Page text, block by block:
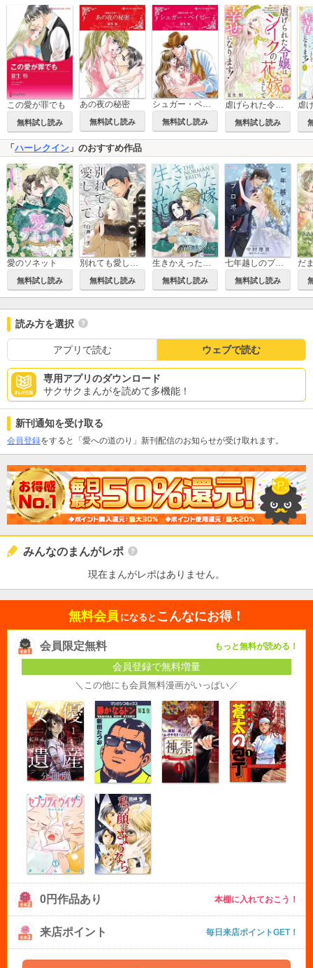
この愛が罪でも
無料試し読み
あの夜の秘密
無料試し読み
シュガー・ベイビー
無料試し読み 無料試し読み
「ハーレクイン 」のおすすめ作品
愛のソネット
無料試し読み 無料試し読み 無料試し読み
七年越しのプロポーズ
無料試し読み
読み方を選択
アプリで読む ウェブで読む
専用アプリのダウンロード
サクサクまんがを読めて多機能！
新刊通知を受け取る
会員登録をすると「愛への道のり」新刊配信のお知らせが受け取れます。
みんなのまんがレポ
現在まんがレポはありません。
無料会員 になると こんなにお得！
会員限定無料 もっと無料が読める！
会員登録で無料増量
＼この他にも会員無料漫画がいっぱい／
0円作品あり 本棚に入れておこう！
来店ポイント 毎日来店ポイントGET！